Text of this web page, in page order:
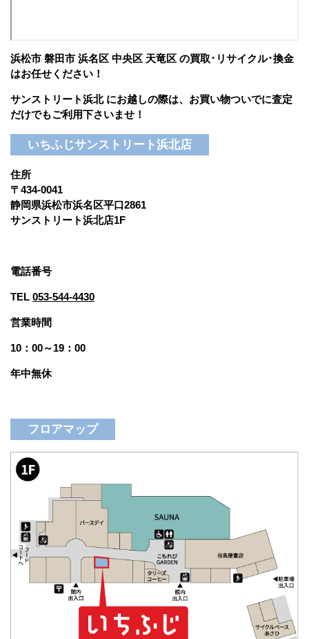
浜松市 磐田市 浜名区 中央区 天竜区 の買取･リサイクル･換金
はお任せください！
サンストリート浜北 にお越しの際は、お買い物ついでに査定
だけでもご利用下さいませ！
いちふじサンストリート浜北店
住所
〒434-0041
静岡県浜松市浜名区平口2861
サンストリート浜北店1F
電話番号
TEL 053-544-4430
営業時間
10：00～19：00
年中無休
フロアマップ